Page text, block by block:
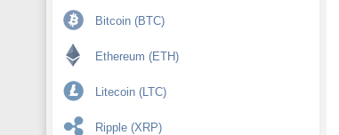
Bitcoin (BTC)
Ethereum (ETH)
Litecoin (LTC)
Ripple (XRP)